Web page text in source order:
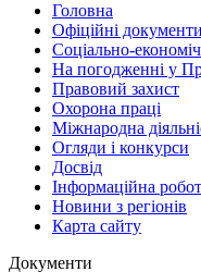
Головна
Офіційні
Соціально-
На погодженні у
Правовий захист
Охорона праці
Міжнародна
Огляди і конкурси
Досвід
Інформаційна
Новини з регіонів
Карта сайту
Документи